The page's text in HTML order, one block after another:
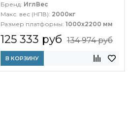
Бренд: ИглВес
Макс. вес (НПВ): 2000кг
Размер платформы: 1000х2200 мм
125 333 руб 134 974 руб
В КОРЗИНУ